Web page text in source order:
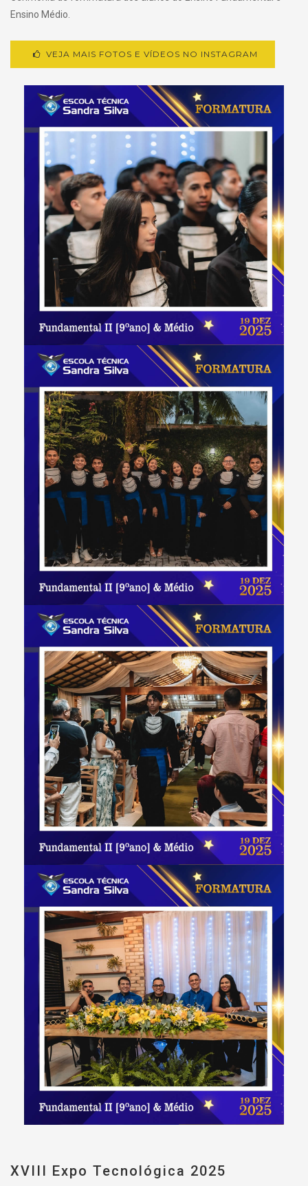
Ensino Médio.
VEJA MAIS FOTOS E VÍDEOS NO INSTAGRAM
XVIII Expo Tecnológica 2025